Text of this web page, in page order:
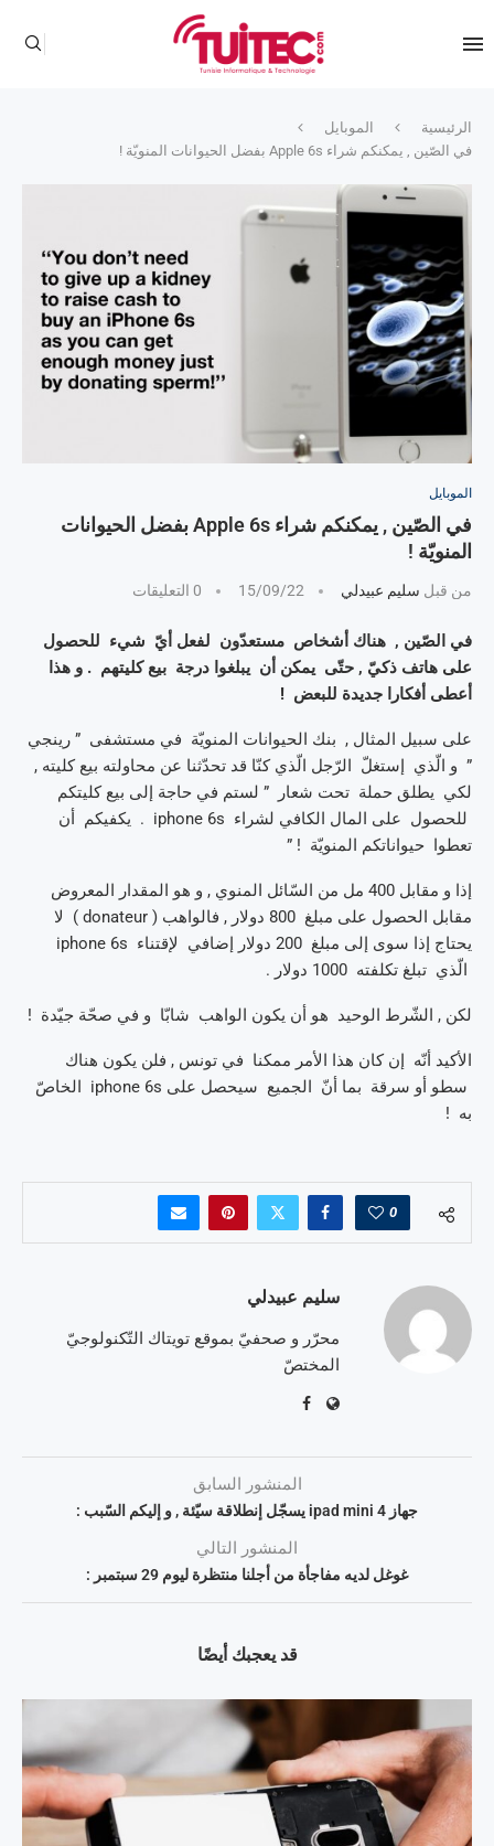
الرئيسية
الموبايل
في الصّين , يمكنكم شراء Apple 6s بفضل الحيوانات المنويّة !
الموبايل
في الصّين , يمكنكم شراء Apple 6s بفضل الحيوانات
المنويّة !
من قبل سليم عبيدلي 15/09/22 0 التعليقات
في الصّين , هناك أشخاص مستعدّون لفعل أيّ شيء للحصول
على هاتف ذكيّ , حتّى يمكن أن يبلغوا درجة بيع كليتهم . و هذا
أعطى أفكارا جديدة للبعض !
على سبيل المثال , بنك الحيوانات المنويّة في مستشفى ” رينجي
” و الّذي إستغلّ الرّجل الّذي كنّا قد تحدّثنا عن محاولته بيع كليته ,
لكي يطلق حملة تحت شعار ” لستم في حاجة إلى بيع كليتكم
للحصول على المال الكافي لشراء iphone 6s . يكفيكم أن
تعطوا حيواناتكم المنويّة ! ”
إذا و مقابل 400 مل من السّائل المنوي , و هو المقدار المعروض
مقابل الحصول على مبلغ 800 دولار , فالواهب ( donateur ) لا
يحتاج إذا سوى إلى مبلغ 200 دولار إضافي لإقتناء iphone 6s
الّذي تبلغ تكلفته 1000 دولار .
لكن , الشّرط الوحيد هو أن يكون الواهب شابّا و في صحّة جيّدة !
الأكيد أنّه إن كان هذا الأمر ممكنا في تونس , فلن يكون هناك
سطو أو سرقة بما أنّ الجميع سيحصل على iphone 6s الخاصّ
به !
0
سليم عبيدلي
محرّر و صحفيّ بموقع تويتاك التّكنولوجيّ
المختصّ
المنشور السابق
جهاز ipad mini 4 يسجّل إنطلاقة سيّئة , و إليكم السّبب :
المنشور التالي
غوغل لديه مفاجأة من أجلنا منتظرة ليوم 29 سبتمبر :
قد يعجبك أيضًا